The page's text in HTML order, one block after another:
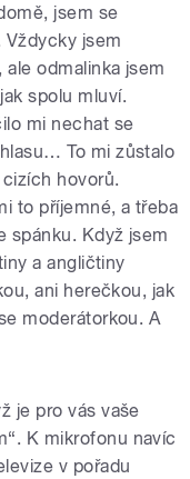
jsem se
jsem
odmalinka jsem
spolu mluví.
mi nechat se
To mi zůstalo
hovorů.
to příjemné, a třeba
spánku. Když jsem
a angličtiny
ani herečkou, jak
moderátorkou. A
je pro vás vaše
K mikrofonu navíc
v pořadu